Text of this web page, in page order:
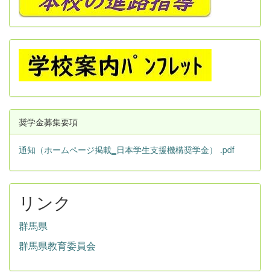
奨学金募集要項
通知（ホームページ掲載‗日本学生支援機構奨学金） .pdf
リンク
群馬県
群馬県教育委員会